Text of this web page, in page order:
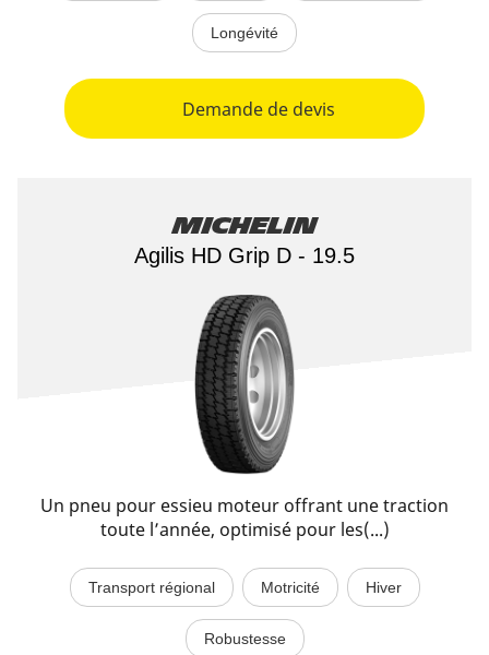
Longévité
Demande de devis
Michelin
Agilis HD Grip D - 19.5
Un pneu pour essieu moteur offrant une traction
toute l’année, optimisé pour les(...)
Transport régional Motricité Hiver
Robustesse